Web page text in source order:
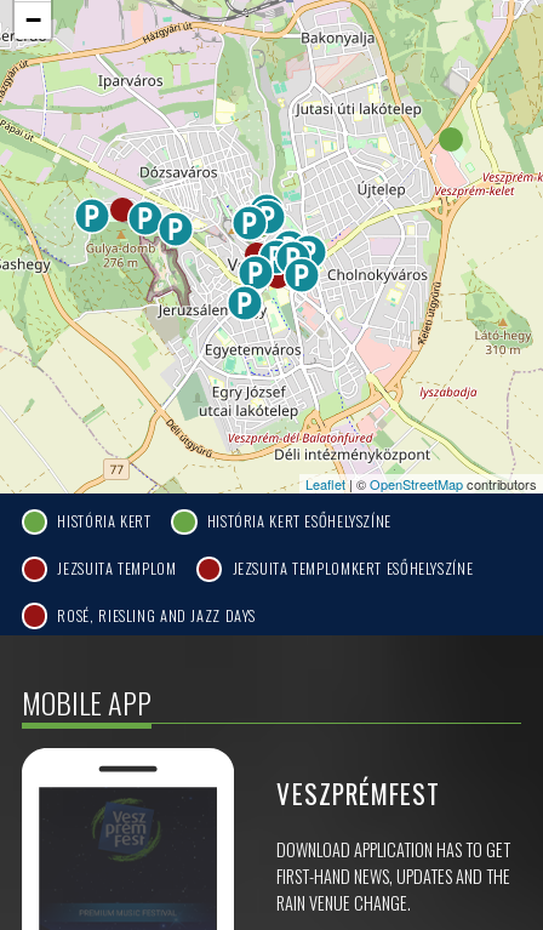
−
Leaflet| ©OpenStreetMapcontributors
HISTÓRIA KERT HISTÓRIA KERT ESŐHELYSZÍNE
JEZSUITA TEMPLOM JEZSUITA TEMPLOMKERT ESŐHELYSZÍNE
ROSÉ, RIESLING AND JAZZ DAYS
MOBILE APP
VESZPRÉMFEST
DOWNLOAD APPLICATION HAS TO GET
FIRST-HAND NEWS, UPDATES AND THE
RAIN VENUE CHANGE.